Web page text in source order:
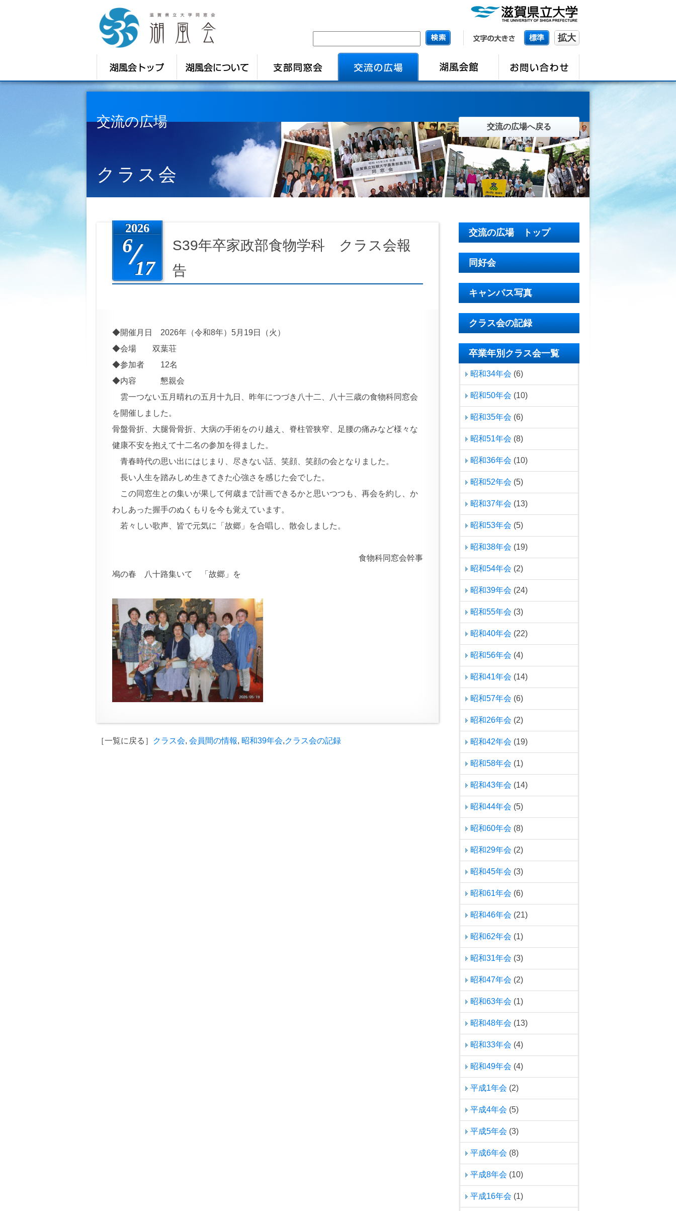
標準 拡大
交流の広場 交流の広場へ戻る
クラス会
2026
6
17
S39年卒家政部食物学科 クラス会報
告
◆開催月日 2026年（令和8年）5月19日（火）
◆会場 双葉荘
◆参加者 12名
◆内容 懇親会
雲一つない五月晴れの五月十九日、昨年につづき八十二、八十三歳の食物科同窓会
を開催しました。
骨盤骨折、大腿骨骨折、大病の手術をのり越え、脊柱管狭窄、足腰の痛みなど様々な
健康不安を抱えて十二名の参加を得ました。
青春時代の思い出にはじまり、尽きない話、笑顔、笑顔の会となりました。
長い人生を踏みしめ生きてきた心強さを感じた会でした。
この同窓生との集いが果して何歳まで計画できるかと思いつつも、再会を約し、か
わしあった握手のぬくもりを今も覚えています。
若々しい歌声、皆で元気に「故郷」を合唱し、散会しました。
食物科同窓会幹事
鳰の春 八十路集いて 「故郷」を
［一覧に戻る］ クラス会, 会員間の情報, 昭和39年会,クラス会の記録
交流の広場 トップ
同好会
キャンパス写真
クラス会の記録
卒業年別クラス会一覧
昭和34年会 (6)
昭和50年会 (10)
昭和35年会 (6)
昭和51年会 (8)
昭和36年会 (10)
昭和52年会 (5)
昭和37年会 (13)
昭和53年会 (5)
昭和38年会 (19)
昭和54年会 (2)
昭和39年会 (24)
昭和55年会 (3)
昭和40年会 (22)
昭和56年会 (4)
昭和41年会 (14)
昭和57年会 (6)
昭和26年会 (2)
昭和42年会 (19)
昭和58年会 (1)
昭和43年会 (14)
昭和44年会 (5)
昭和60年会 (8)
昭和29年会 (2)
昭和45年会 (3)
昭和61年会 (6)
昭和46年会 (21)
昭和62年会 (1)
昭和31年会 (3)
昭和47年会 (2)
昭和63年会 (1)
昭和48年会 (13)
昭和33年会 (4)
昭和49年会 (4)
平成1年会 (2)
平成4年会 (5)
平成5年会 (3)
平成6年会 (8)
平成8年会 (10)
平成16年会 (1)